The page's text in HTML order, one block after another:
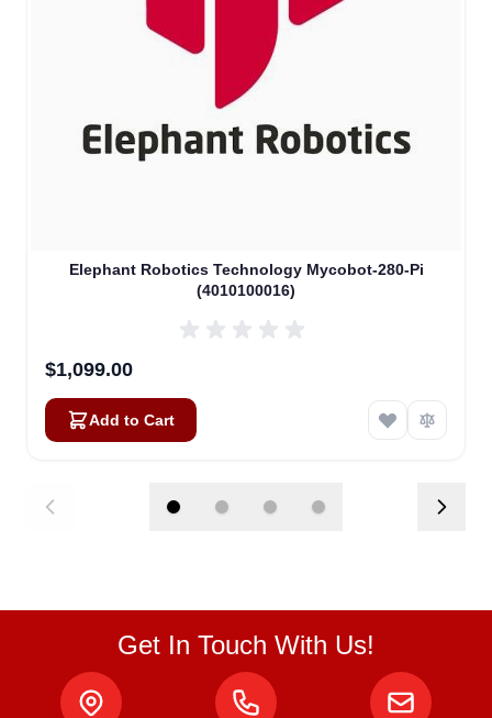
Elephant Robotics Technology Mycobot-280-Pi
(4010100016)
$1,099.00
Add to Cart
Get In Touch With Us!